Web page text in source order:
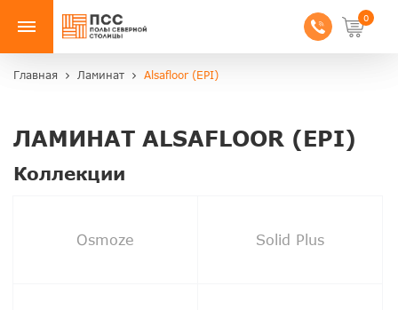
0
Главная Ламинат Alsafloor (EPI)
ЛАМИНАТ ALSAFLOOR (EPI)
Коллекции
Osmoze Solid Plus